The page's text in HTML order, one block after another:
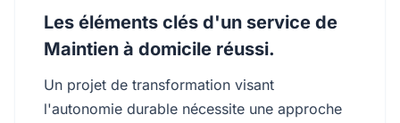
Les éléments clés d'un service de
Maintien à domicile réussi.
Un projet de transformation visant
l'autonomie durable nécessite une approche